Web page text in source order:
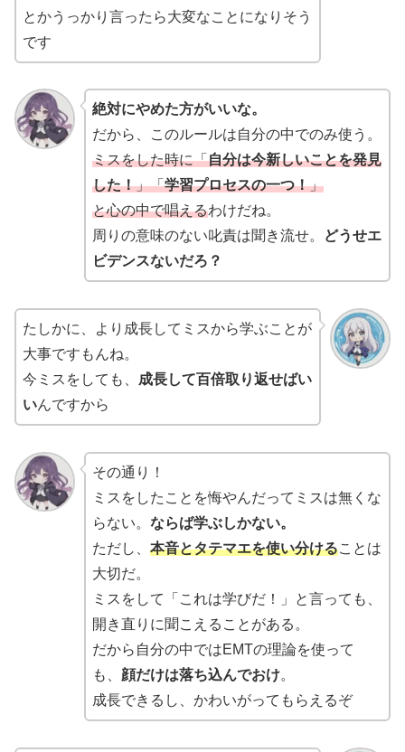
とかうっかり言ったら大変なことになりそう
です
絶対にやめた方がいいな。
だから、このルールは自分の中でのみ使う。
ミスをした時に「自分は今新しいことを発見
した！」「学習プロセスの一つ！」
と心の中で唱えるわけだね。
周りの意味のない叱責は聞き流せ。
どうせエ
ビデンスないだろ？
たしかに、より成長してミスから学ぶことが
大事ですもんね。
今ミスをしても、 成長して百倍取り返せばい
いんですから
その通り！
ミスをしたことを悔やんだってミスは無くな
らない。 ならば学ぶしかない。
ただし、 本音とタテマエを使い分けることは
大切だ。
ミスをして「これは学びだ！」と言っても、
開き直りに聞こえることがある。
だから自分の中ではEMTの理論を使って
も、 顔だけは落ち込んでおけ。
成長できるし、かわいがってもらえるぞ